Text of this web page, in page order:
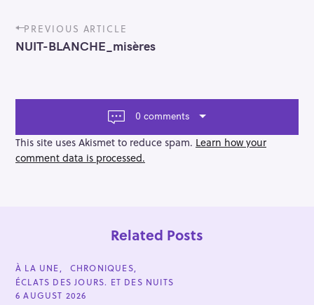
P
o
s
a
g
a
t
PREVIOUS ARTICLE
NUIT-BLANCHE_misères
0 comments
This site uses Akismet to reduce spam. Learn how your
comment data is processed.
Related Posts
C
A
T
E
À LA UNE
CHRONIQUES
ÉCLATS DES JOURS. ET DES NUITS
6 AUGUST 2026